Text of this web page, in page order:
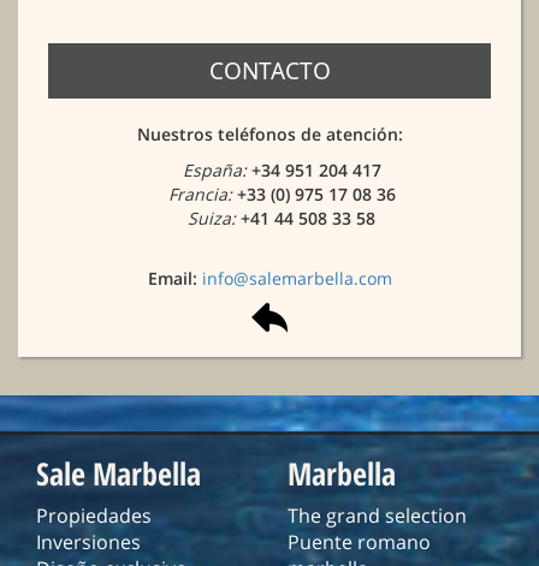
CONTACTO
Nuestros teléfonos de atención:
España:+34 951 204 417
Francia:+33 (0) 975 17 08 36
Suiza:+41 44 508 33 58
Email: info@salemarbella.com
Sale Marbella
Propiedades
Inversiones
Marbella
The grand selection
Puente romano